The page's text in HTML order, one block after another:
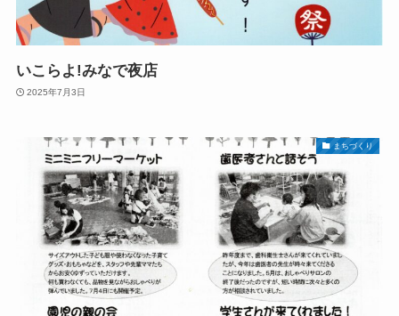
いこらよ!みなで夜店
2025年7月3日
まちづくり